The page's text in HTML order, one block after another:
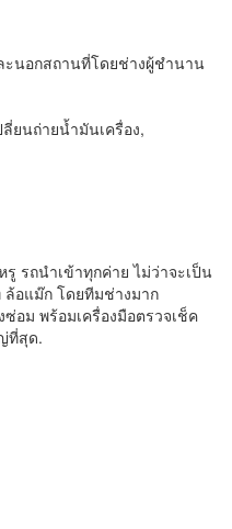
ะนอกสถานที่โดยช่างผู้ชำนาน
ยนถ่ายน้ำมันเครื่อง,
รู รถนำเข้าทุกค่าย ไม่ว่าจะเป็น
ล้อแม๊ก โดยทีมช่างมาก
อม พร้อมเครื่องมือตรวจเช็ค
ที่สุด.